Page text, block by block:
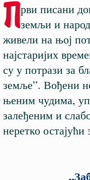
рви писани
земљи и
живели на њој
најстаријих
су у потрази за
земље”. Вођени
њеним чудима,
залеђеним и
неретко